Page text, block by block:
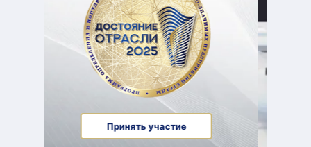
Принять участие